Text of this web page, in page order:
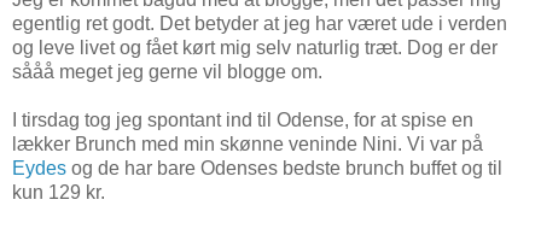
egentlig ret godt. Det betyder at jeg har været ude i verden
og leve livet og fået kørt mig selv naturlig træt. Dog er der
sååå meget jeg gerne vil blogge om.
I tirsdag tog jeg spontant ind til Odense, for at spise en
lækker Brunch med min skønne veninde Nini. Vi var på
Eydes og de har bare Odenses bedste brunch buffet og til
kun 129 kr.